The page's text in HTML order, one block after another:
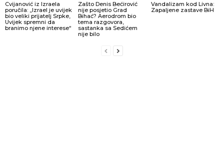
Cvijanović iz Izraela
poručila: „Izrael je uvijek
bio veliki prijatelj Srpke,
Uvijek spremni da
branimo njene interese“
Zašto Denis Bećirović
nije posjetio Grad
Bihać? Aerodrom bio
tema razgovora,
sastanka sa Sedićem
nije bilo
Vandalizam kod Livna:
Zapaljene zastave BiH